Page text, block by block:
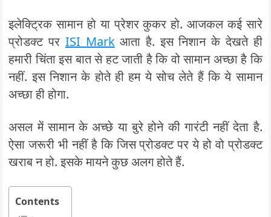
इलेक्ट्रिक सामान हो या प्रेशर कुकर हो. आजकल कई सारे
प्रोडक्ट पर ISI Markआता है. इस निशान के देखते ही
हमारी चिंता इस बात से हट जाती है कि वो सामान अच्छा है कि
नहीं. इस निशान के होते ही हम ये सोच लेते हैं कि ये सामान
अच्छा ही होगा.
असल में सामान के अच्छे या बुरे होने की गारंटी नहीं देता है.
ऐसा जरूरी भी नहीं है कि जिस प्रोडक्ट पर ये हो वो प्रोडक्ट
खराब न हो. इसके मायने कुछ अलग होते हैं.
Contents